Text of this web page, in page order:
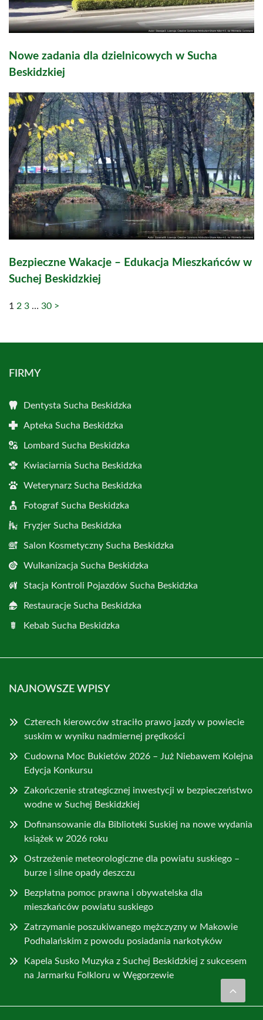
Nowe zadania dla dzielnicowych w Sucha
Beskidzkiej
Bezpieczne Wakacje – Edukacja Mieszkańców w
Suchej Beskidzkiej
1 2 3 … 30 >
FIRMY
Dentysta Sucha Beskidzka
Apteka Sucha Beskidzka
Lombard Sucha Beskidzka
Kwiaciarnia Sucha Beskidzka
Weterynarz Sucha Beskidzka
Fotograf Sucha Beskidzka
Fryzjer Sucha Beskidzka
Salon Kosmetyczny Sucha Beskidzka
Wulkanizacja Sucha Beskidzka
Stacja Kontroli Pojazdów Sucha Beskidzka
Restauracje Sucha Beskidzka
Kebab Sucha Beskidzka
NAJNOWSZE WPISY
Czterech kierowców straciło prawo jazdy w powiecie
suskim w wyniku nadmiernej prędkości
Cudowna Moc Bukietów 2026 – Już Niebawem Kolejna
Edycja Konkursu
Zakończenie strategicznej inwestycji w bezpieczeństwo
wodne w Suchej Beskidzkiej
Dofinansowanie dla Biblioteki Suskiej na nowe wydania
książek w 2026 roku
Ostrzeżenie meteorologiczne dla powiatu suskiego –
burze i silne opady deszczu
Bezpłatna pomoc prawna i obywatelska dla
mieszkańców powiatu suskiego
Zatrzymanie poszukiwanego mężczyzny w Makowie
Podhalańskim z powodu posiadania narkotyków
Kapela Susko Muzyka z Suchej Beskidzkiej z sukcesem
na Jarmarku Folkloru w Węgorzewie